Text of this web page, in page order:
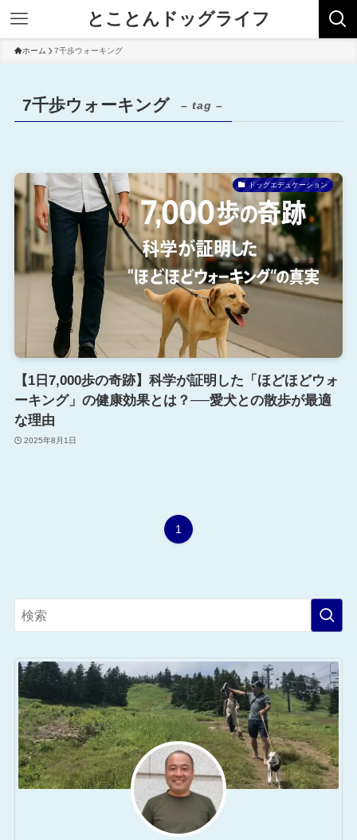
とことんドッグライフ
ホーム 7千歩ウォーキング
7千歩ウォーキング – tag –
ドッグエデュケーション
【1日7,000歩の奇跡】科学が証明した「ほどほどウォ
ーキング」の健康効果とは？──愛犬との散歩が最適
な理由
2025年8月1日
1